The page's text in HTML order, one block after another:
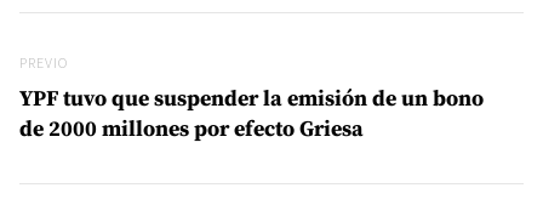
Previo
PREVIO
YPF tuvo que suspender la emisión de un bono
de 2000 millones por efecto Griesa